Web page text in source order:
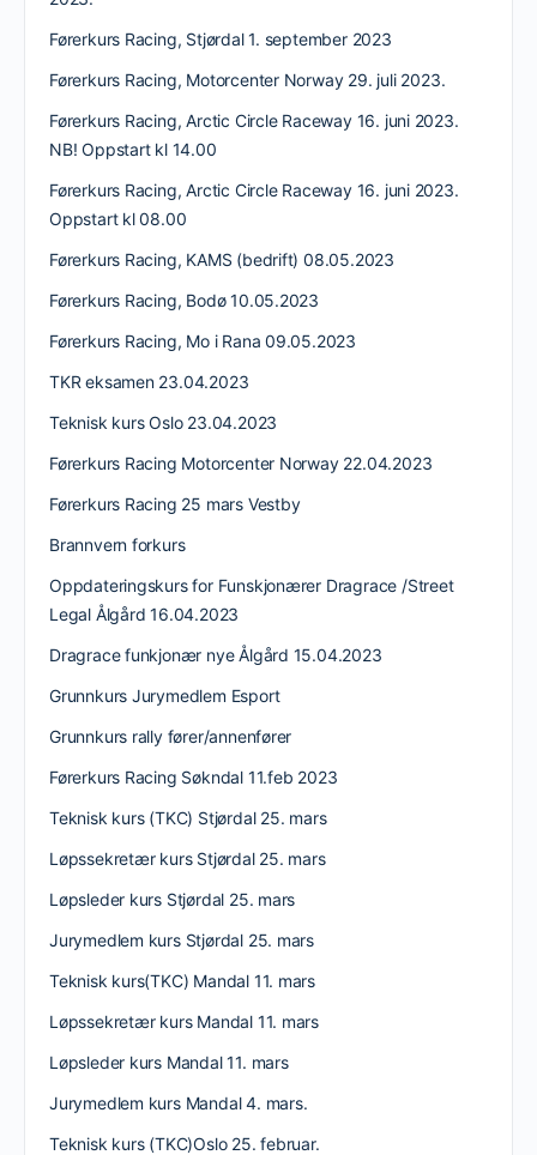
Førerkurs Racing, Stjørdal 1. september 2023
Førerkurs Racing, Motorcenter Norway 29. juli 2023.
Førerkurs Racing, Arctic Circle Raceway 16. juni 2023.
NB! Oppstart kl 14.00
Førerkurs Racing, Arctic Circle Raceway 16. juni 2023.
Oppstart kl 08.00
Førerkurs Racing, KAMS (bedrift) 08.05.2023
Førerkurs Racing, Bodø 10.05.2023
Førerkurs Racing, Mo i Rana 09.05.2023
TKR eksamen 23.04.2023
Teknisk kurs Oslo 23.04.2023
Førerkurs Racing Motorcenter Norway 22.04.2023
Førerkurs Racing 25 mars Vestby
Brannvern forkurs
Oppdateringskurs for Funskjonærer Dragrace /Street
Legal Ålgård 16.04.2023
Dragrace funkjonær nye Ålgård 15.04.2023
Grunnkurs Jurymedlem Esport
Grunnkurs rally fører/annenfører
Førerkurs Racing Søkndal 11.feb 2023
Teknisk kurs (TKC) Stjørdal 25. mars
Løpssekretær kurs Stjørdal 25. mars
Løpsleder kurs Stjørdal 25. mars
Jurymedlem kurs Stjørdal 25. mars
Teknisk kurs(TKC) Mandal 11. mars
Løpssekretær kurs Mandal 11. mars
Løpsleder kurs Mandal 11. mars
Jurymedlem kurs Mandal 4. mars.
Teknisk kurs (TKC)Oslo 25. februar.